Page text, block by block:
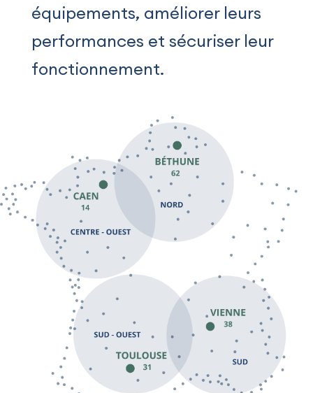
équipements, améliorer leurs
performances et sécuriser leur
fonctionnement.